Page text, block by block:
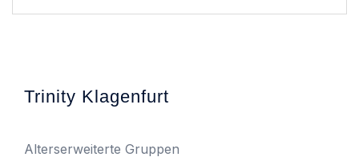
Trinity Klagenfurt
Alterserweiterte Gruppen